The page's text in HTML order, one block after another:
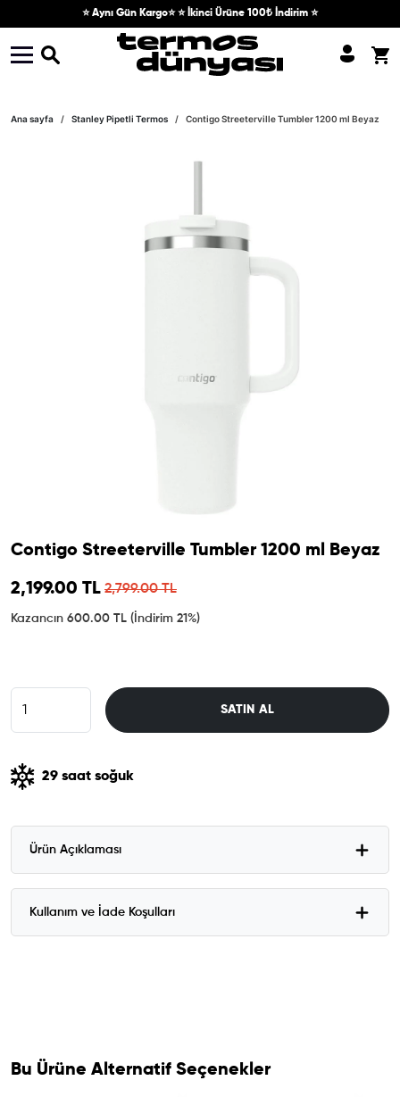
Skip to content⭐ Aynı Gün Kargo⭐ ⭐ İkinci Ürüne 100₺ İndirim ⭐
Ana sayfa Stanley Pipetli Termos Contigo Streeterville Tumbler 1200 ml Beyaz
Contigo Streeterville Tumbler 1200 ml Beyaz
Sale price
2,199.00 TL Regular price
2,799.00 TL
Kazancın 600.00 TL (İndirim 21%)
SATIN AL
29 saat soğuk
Ürün Açıklaması
Kullanım ve İade Koşulları
Bu Ürüne Alternatif Seçenekler